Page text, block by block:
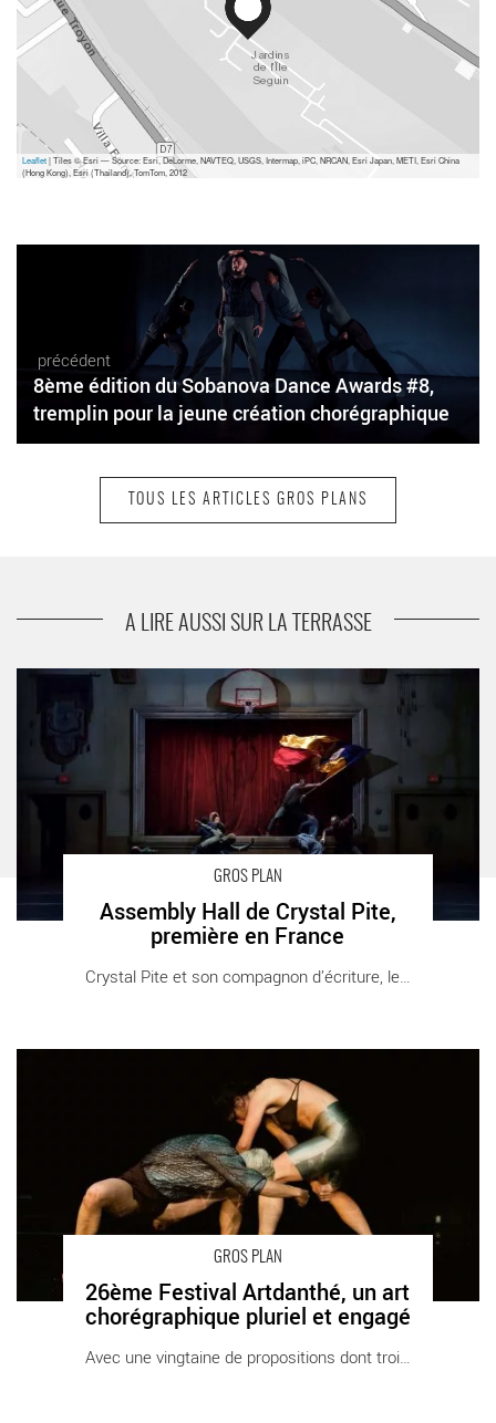
Leaflet| Tiles © Esri — Source: Esri, DeLorme, NAVTEQ, USGS, Intermap, iPC, NRCAN, Esri Japan, METI, Esri China
(Hong Kong), Esri (Thailand), TomTom, 2012
précédent
8ème édition du Sobanova Dance Awards #8,
tremplin pour la jeune création chorégraphique
nouvelle envergure
TOUS LES ARTICLES GROS PLANS
A LIRE AUSSI SUR LA TERRASSE
GROS PLAN
Assembly Hall de Crystal Pite,
première en France
Crystal Pite et son compagnon d’écriture, le [...]
Assembly Hall de Crystal Pite, première en France - Critique
sortie Danse Pontoise Points communs - Théâtre des Louvrais
GROS PLAN
26ème Festival Artdanthé, un art
chorégraphique pluriel et engagé
Avec une vingtaine de propositions dont trois [...]
engagé - Critique sortie Danse Vanves Théâtre de Vanves